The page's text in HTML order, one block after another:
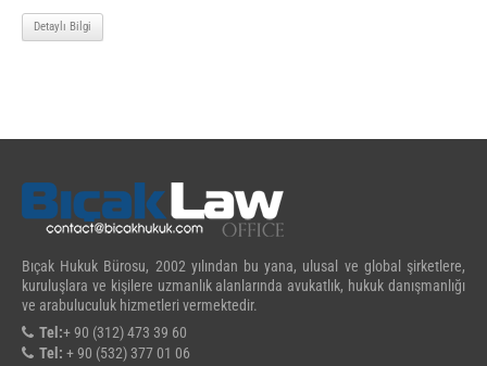
Detaylı Bilgi
Bıçak Hukuk Bürosu, 2002 yılından bu yana, ulusal ve global şirketlere,
kuruluşlara ve kişilere uzmanlık alanlarında avukatlık, hukuk danışmanlığı
ve arabuluculuk hizmetleri vermektedir.
Tel:+ 90 (312) 473 39 60
Tel: + 90 (532) 377 01 06